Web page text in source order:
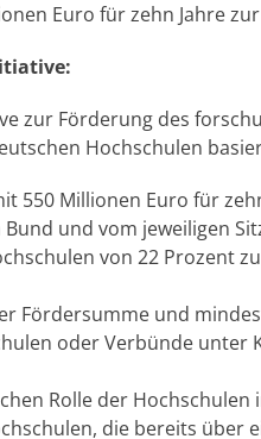
Euro für zehn Jahre
zur Förderung des
Hochschulen
550 Millionen Euro für
und vom jeweiligen
von 22 Prozent
Fördersumme und
oder Verbünde
Rolle der
die bereits